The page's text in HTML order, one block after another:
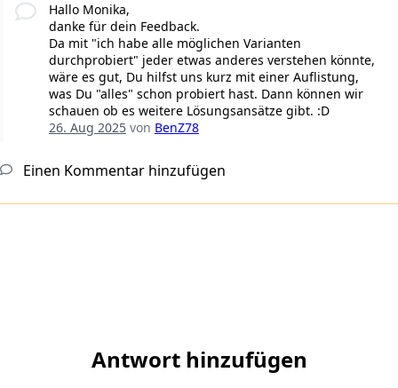
Hallo Monika,
danke für dein Feedback.
Da mit "ich habe alle möglichen Varianten
durchprobiert" jeder etwas anderes verstehen könnte,
wäre es gut, Du hilfst uns kurz mit einer Auflistung,
was Du "alles" schon probiert hast. Dann können wir
schauen ob es weitere Lösungsansätze gibt. :D
26. Aug 2025von BenZ78
Einen Kommentar hinzufügen
Antwort hinzufügen